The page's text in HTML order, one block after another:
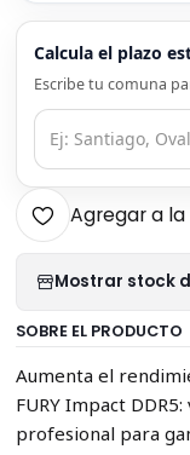
Calcula el plazo
Escribe tu comuna
Agregar a
Mostrar stock
SOBRE EL PRODUCTO
Aumenta el
FURY Impact
profesional para